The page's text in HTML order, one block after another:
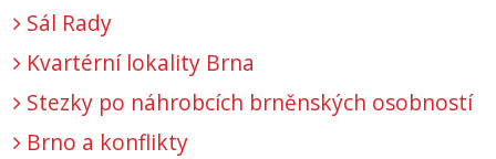
Sál Rady
Kvartérní lokality Brna
Stezky po náhrobcích brněnských osobností
Brno a konflikty